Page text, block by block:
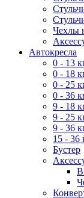
Чехлы
Автокресла
0 - 13
0 - 18
0 - 25
0 - 36
9 - 18
9 - 25
9 - 36
15 - 36
Бустер